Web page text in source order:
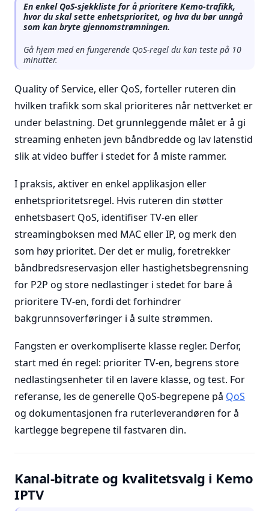
En enkel QoS-sjekkliste for å prioritere Kemo-trafikk,
hvor du skal sette enhetsprioritet, og hva du bør unngå
som kan bryte gjennomstrømningen.
Gå hjem med en fungerende QoS-regel du kan teste på 10
minutter.
Quality of Service, eller QoS, forteller ruteren din
hvilken trafikk som skal prioriteres når nettverket er
under belastning. Det grunnleggende målet er å gi
streaming enheten jevn båndbredde og lav latenstid
slik at video buffer i stedet for å miste rammer.
I praksis, aktiver en enkel applikasjon eller
enhetsprioritetsregel. Hvis ruteren din støtter
enhetsbasert QoS, identifiser TV-en eller
streamingboksen med MAC eller IP, og merk den
som høy prioritet. Der det er mulig, foretrekker
båndbredsreservasjon eller hastighetsbegrensning
for P2P og store nedlastinger i stedet for bare å
prioritere TV-en, fordi det forhindrer
bakgrunnsoverføringer i å sulte strømmen.
Fangsten er overkompliserte klasse regler. Derfor,
start med én regel: prioriter TV-en, begrens store
nedlastingsenheter til en lavere klasse, og test. For
referanse, les de generelle QoS-begrepene på QoS
og dokumentasjonen fra ruterleverandøren for å
kartlegge begrepene til fastvaren din.
Kanal-bitrate og kvalitetsvalg i Kemo
IPTV